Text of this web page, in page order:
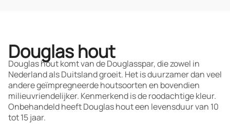
Douglas hout
Douglas hout komt van de Douglasspar, die zowel in
Nederland als Duitsland groeit. Het is duurzamer dan veel
andere geïmpregneerde houtsoorten en bovendien
milieuvriendelijker. Kenmerkend is de roodachtige kleur.
Onbehandeld heeft Douglas hout een levensduur van 10
tot 15 jaar.